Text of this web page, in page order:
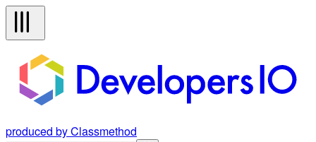
produced by Classmethod